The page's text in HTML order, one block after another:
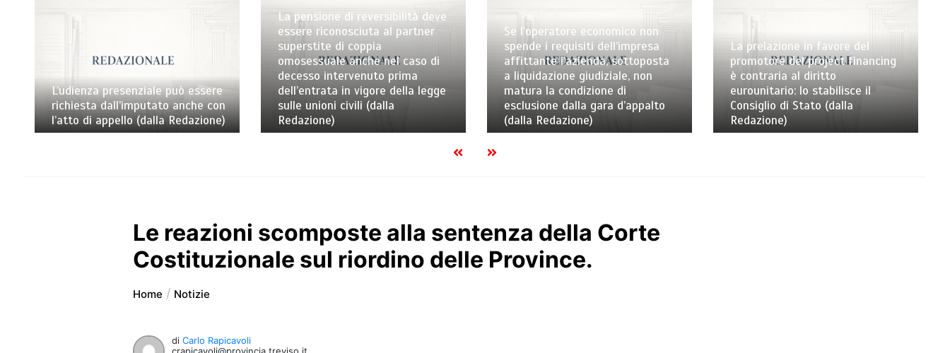
L’udienza presenziale può essere
richiesta dall’imputato anche con
l’atto di appello (dalla Redazione)
La pensione di reversibilità deve
essere riconosciuta al partner
superstite di coppia
omosessuale anche nel caso di
decesso intervenuto prima
dell’entrata in vigore della legge
sulle unioni civili (dalla
Redazione)
Se l’operatore economico non
spende i requisiti dell’impresa
affittante l’azienda, sottoposta
a liquidazione giudiziale, non
matura la condizione di
esclusione dalla gara d’appalto
(dalla Redazione)
La prelazione in favore del
promotore del project financing
è contraria al diritto
eurounitario: lo stabilisce il
Consiglio di Stato (dalla
Redazione)
Le reazioni scomposte alla sentenza della Corte
Costituzionale sul riordino delle Province.
Home Notizie
diCarlo Rapicavoli